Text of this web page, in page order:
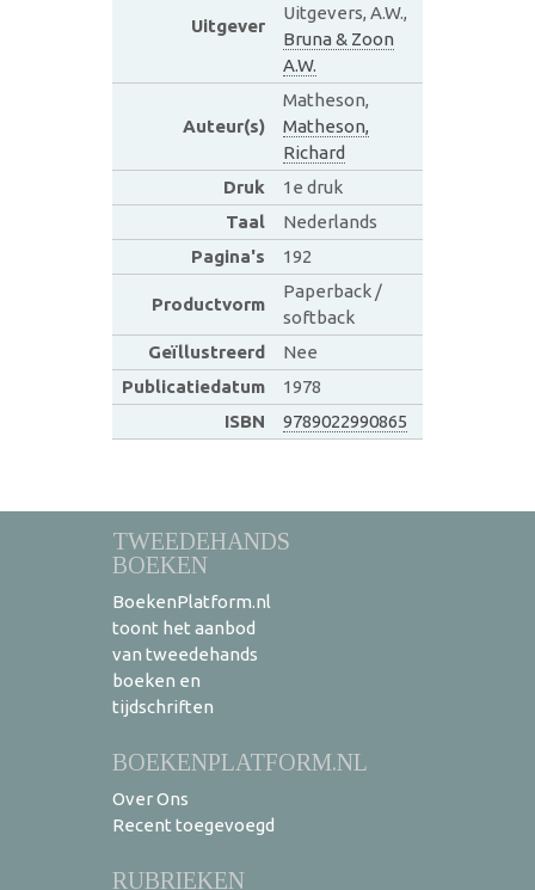
Uitgever
Uitgevers, A.W.,
Bruna & Zoon
A.W.
Auteur(s)
Matheson,
Matheson,
Richard
Druk
1e druk
Taal
Nederlands
Pagina's
192
Productvorm
Paperback /
softback
Geïllustreerd
Nee
Publicatiedatum
1978
ISBN
9789022990865
TWEEDEHANDS
BOEKEN
BoekenPlatform.nl
toont het aanbod
van tweedehands
boeken en
tijdschriften
BOEKENPLATFORM.NL
Over Ons
Recent toegevoegd
RUBRIEKEN